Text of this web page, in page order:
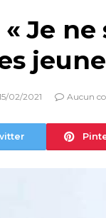
« Je
02/2021 Aucun